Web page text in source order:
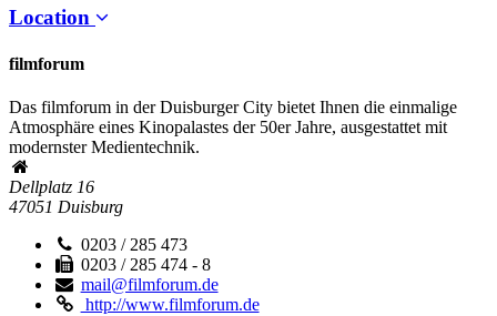
Location
filmforum
Das filmforum in der Duisburger City bietet Ihnen die einmalige
Atmosphäre eines Kinopalastes der 50er Jahre, ausgestattet mit
modernster Medientechnik.
Dellplatz 16
47051 Duisburg
0203 / 285 473
0203 / 285 474 - 8
mail@filmforum.de
http://www.filmforum.de